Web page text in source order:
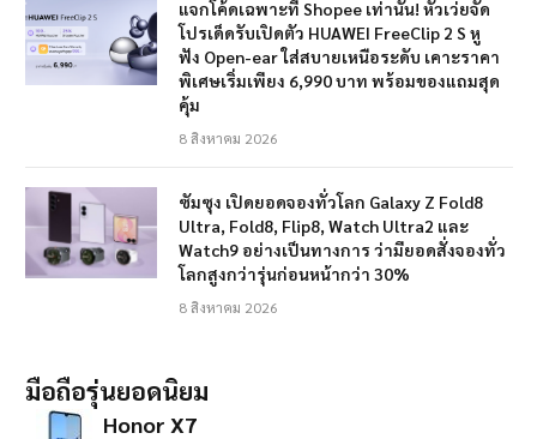
แจกโค้ดเฉพาะที่ Shopee เท่านั้น! หัวเว่ยจัด
โปรเด็ดรับเปิดตัว HUAWEI FreeClip 2 S หู
ฟัง Open-ear ใส่สบายเหนือระดับ เคาะราคา
พิเศษเริ่มเพียง 6,990 บาท พร้อมของแถมสุด
คุ้ม
8 สิงหาคม 2026
ซัมซุง เปิดยอดจองทั่วโลก Galaxy Z Fold8
Ultra, Fold8, Flip8, Watch Ultra2 และ
Watch9 อย่างเป็นทางการ ว่ามียอดสั่งจองทั่ว
โลกสูงกว่ารุ่นก่อนหน้ากว่า 30%
8 สิงหาคม 2026
มือถือรุ่นยอดนิยม
Honor X7